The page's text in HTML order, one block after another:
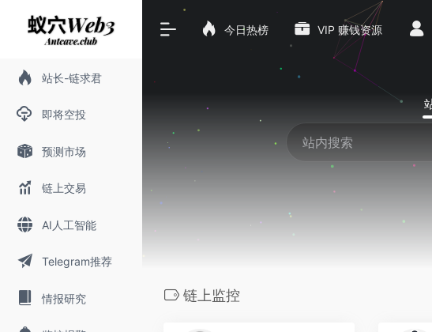
站长-链求君
即将空投
预测市场
链上交易
AI人工智能
Telegram推荐
情报研究
今日热榜 VIP 赚钱资源
链上监控